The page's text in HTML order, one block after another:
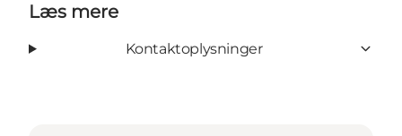
Læs mere
Kontaktoplysninger